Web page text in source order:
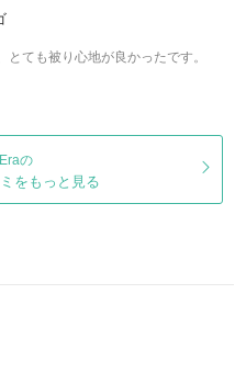
ても被り心地が良かったです。
の
をもっと見る